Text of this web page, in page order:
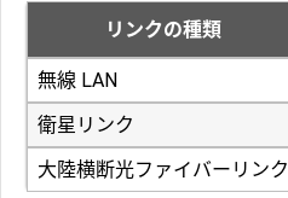
リンクの種類
無線 LAN
衛星リンク
大陸横断光ファイバーリンク